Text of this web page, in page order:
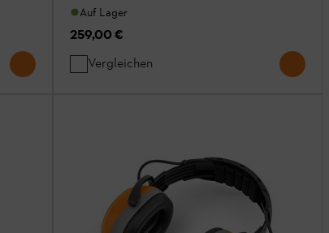
Auf Lager
259,00 €
Vergleichen